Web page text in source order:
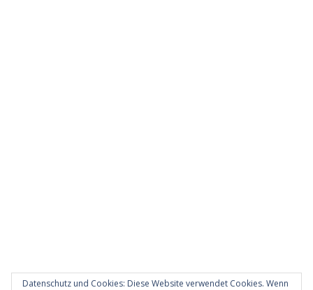
Datenschutz und Cookies: Diese Website verwendet Cookies. Wenn